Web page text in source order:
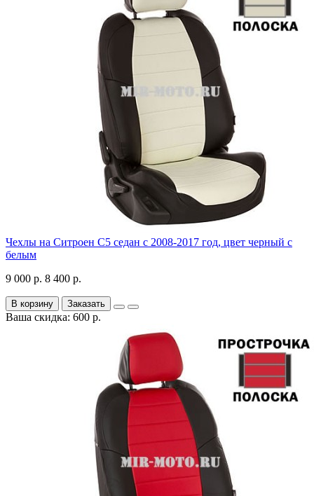
Чехлы на Ситроен С5 седан с 2008-2017 год, цвет черный с
белым
9 000 р. 8 400 р.
В корзину Заказать
Ваша скидка: 600 р.